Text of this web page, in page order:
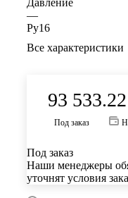
—
Ру16
Все характеристики
93 533.22
Под заказ
Под заказ
Наши менеджеры
уточнят условия